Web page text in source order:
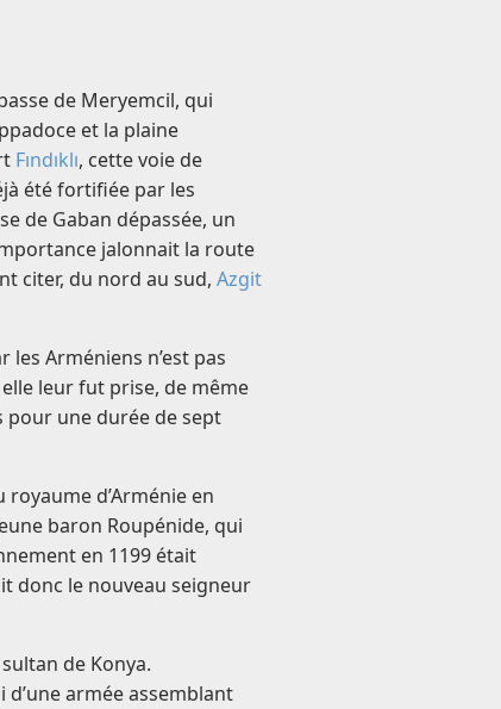
de Meryemcil, qui
et la plaine
Fındıklı, cette voie de
été fortifiée par les
de Gaban dépassée, un
jalonnait la route
citer, du nord au sud, Azgit
les Arméniens n’est pas
leur fut prise, de même
pour une durée de sept
royaume d’Arménie en
baron Roupénide, qui
en 1199 était
donc le nouveau seigneur
de Konya.
d’une armée assemblant